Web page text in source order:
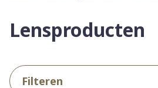
Lensproducten
Filteren